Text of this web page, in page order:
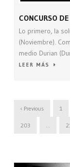
CONCURSO
Lo primero, la
(Noviembre).
medio Durian
LEER MÁS
‹ Previous 1
203 …